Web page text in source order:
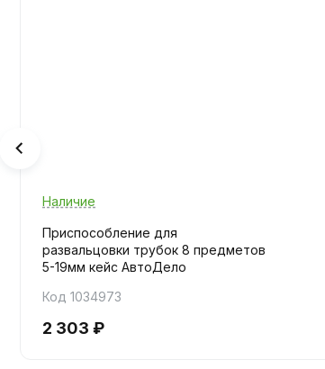
Наличие
Приспособление для
развальцовки трубок 8 предметов
5-19мм кейс АвтоДело
Код 1034973
2 303 ₽